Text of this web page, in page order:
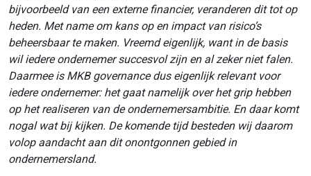
bijvoorbeeld van een externe financier, veranderen dit tot op
heden. Met name om kans op en impact van risico’s
beheersbaar te maken. Vreemd eigenlijk, want in de basis
wil iedere ondernemer succesvol zijn en al zeker niet falen.
Daarmee is MKB governance dus eigenlijk relevant voor
iedere ondernemer: het gaat namelijk over het grip hebben
op het realiseren van de ondernemersambitie. En daar komt
nogal wat bij kijken. De komende tijd besteden wij daarom
volop aandacht aan dit onontgonnen gebied in
ondernemersland.